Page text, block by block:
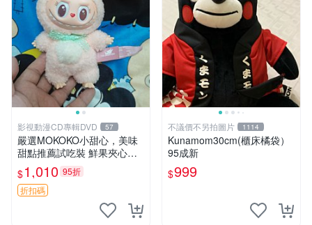
影視動漫CD專輯DVD 57
嚴選MOKOKO小甜心，美味
甜點推薦試吃裝 鮮果夾心糖
果，甜蜜滋味享不停 薄荷草
莓 奶油心 60粒 mini小甜心糖
果，水果味夾心零食裝 心形
$1,010 95折
折扣碼
不議價不另拍圖片 1114
Kunamom30cm(櫃床橘袋）
95成新
$999